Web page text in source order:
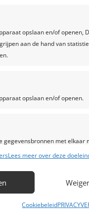
opslaan en/of openen,
aan de hand van
opslaan en/of openen.
gegevensbronnen met elkaar
linken, Apparaten
beveiliging, fraude
Advertenties en content
Lees meer over deze
Cookiebeleid
Contacteer ons
M: +32 (0)472 42 32 29